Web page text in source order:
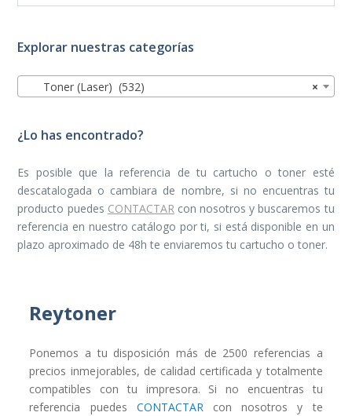
Explorar nuestras categorías
×
Toner (Laser) (532)
¿Lo has encontrado?
Es posible que la referencia de tu cartucho o toner esté
descatalogada o cambiara de nombre, si no encuentras tu
producto puedes CONTACTARcon nosotros y buscaremos tu
referencia en nuestro catálogo por ti, si está disponible en un
plazo aproximado de 48h te enviaremos tu cartucho o toner.
Reytoner
Ponemos a tu disposición más de 2500 referencias a
precios inmejorables, de calidad certificada y totalmente
compatibles con tu impresora. Si no encuentras tu
referencia puedes CONTACTARcon nosotros y te